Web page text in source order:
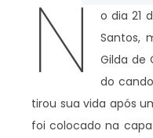
N
o dia 21
Santos,
Gilda de
do
tirou sua vida após
foi colocado na